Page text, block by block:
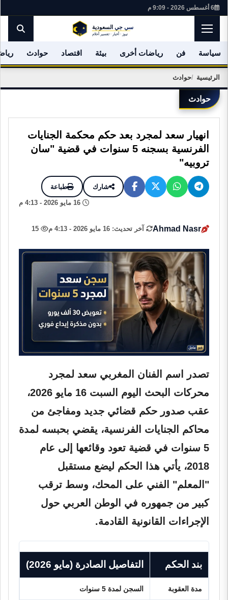
6 أغسطس 2026 - 9:09 م
سياسة فن رياضات أخرى بيئة اقتصاد حوادث
الرئيسية حوادث
حوادث
انهيار سعد لمجرد بعد حكم محكمة الجنايات
الفرنسية بسجنه 5 سنوات في قضية "سان
تروبيه"
شارك طباعة
Ahmad Nasr آخر تحديث: 16 مايو 2026 - 4:13 م
تصدر اسم الفنان المغربي سعد لمجرد
محركات البحث اليوم السبت 16 مايو 2026،
عقب صدور حكم قضائي جديد ومفاجئ من
محاكم الجنايات الفرنسية، يقضي بحبسه لمدة
5 سنوات في قضية تعود وقائعها إلى عام
2018، يأتي هذا الحكم ليضع مستقبل
"المعلم" الفني على المحك، وسط ترقب
كبير من جمهوره في الوطن العربي حول
الإجراءات القانونية القادمة.
بند الحكم التفاصيل الصادرة (مايو 2026)
مدة العقوبة السجن لمدة 5 سنوات